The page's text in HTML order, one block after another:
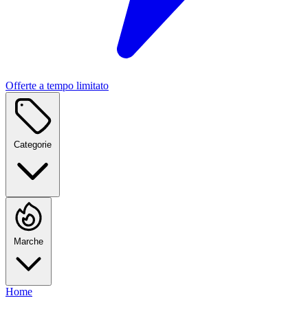
Offerte a tempo limitato
Categorie
Marche
Home